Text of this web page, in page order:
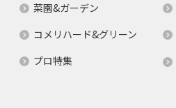
菜園&ガーデン
コメリハード&グリーン
プロ特集